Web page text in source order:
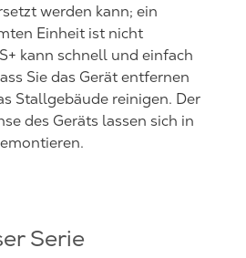
werden kann; ein
Einheit ist nicht
kann schnell und einfach
Sie das Gerät entfernen
Stallgebäude reinigen. Der
des Geräts lassen sich in
Serie